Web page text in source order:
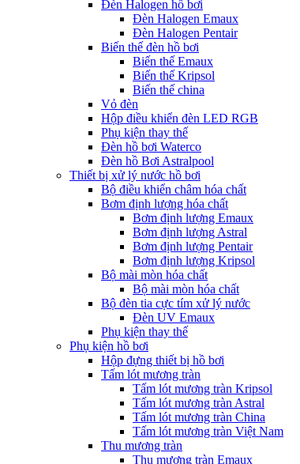
Đèn Halogen hồ bơi
Đèn Halogen Emaux
Đèn Halogen Pentair
Biến thế đèn hồ bơi
Biến thế Emaux
Biến thế Kripsol
Biến thế china
Vỏ đèn
Hộp điều khiển đèn LED RGB
Phụ kiện thay thế
Đèn hồ bơi Waterco
Đèn hồ Bơi Astralpool
Thiết bị xử lý nước hồ bơi
Bộ điều khiển châm hóa chất
Bơm định lượng hóa chất
Bơm định lượng Emaux
Bơm định lượng Astral
Bơm định lượng Pentair
Bơm định lượng Kripsol
Bộ mài mòn hóa chất
Bộ mài mòn hóa chất
Bộ đèn tia cực tím xử lý nước
Đèn UV Emaux
Phụ kiện thay thế
Phụ kiện hồ bơi
Hộp đựng thiết bị hồ bơi
Tấm lót mương tràn
Tấm lót mương tràn Kripsol
Tấm lót mương tràn Astral
Tấm lót mương tràn China
Tấm lót mương tràn Việt Nam
Thu mương tràn
Thu mương tràn Emaux